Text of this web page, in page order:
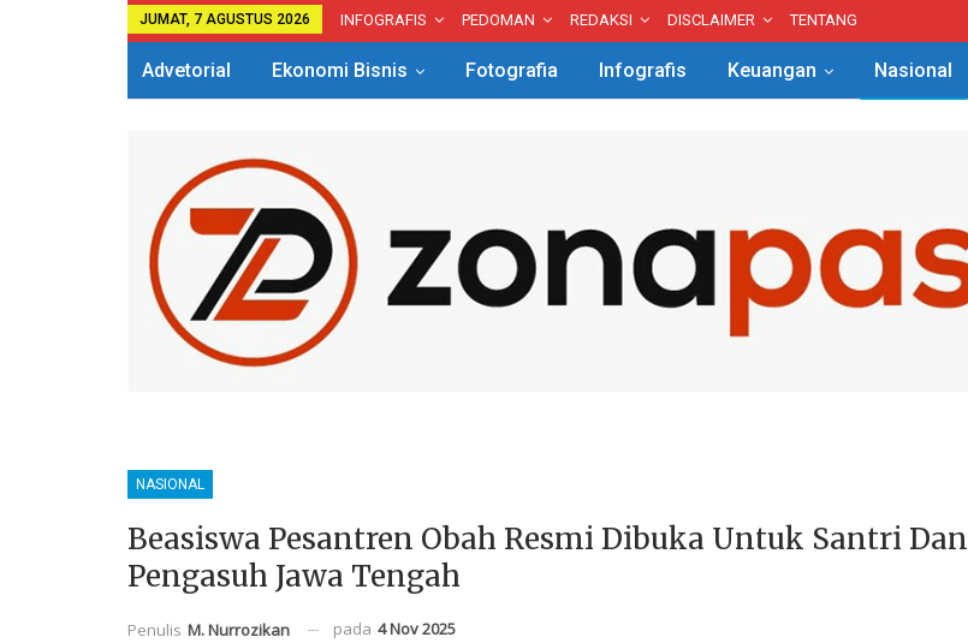
JUMAT, 7 AGUSTUS 2026 INFOGRAFIS PEDOMAN REDAKSI DISCLAIMER TENTANG
Advetorial Ekonomi Bisnis Fotografia Infografis Keuangan Nasional
NASIONAL
Beasiswa Pesantren Obah Resmi Dibuka Untuk Santri Dan
Pengasuh Jawa Tengah
Penulis M. Nurrozikan pada 4 Nov 2025